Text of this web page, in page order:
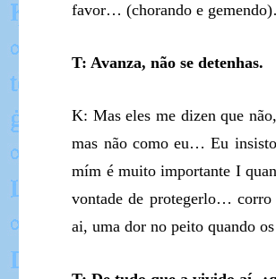
favor… (chorando e
T: Avanza, não se detenhas.
K: Mas eles me dizen que
mas não como eu… Eu
mím é muito importante I
vontade de protegerlo… corro
ai, uma dor no peito quando